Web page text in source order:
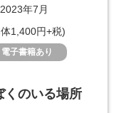
年7月
1,400円+税)
電子書籍あり
くのいる場所